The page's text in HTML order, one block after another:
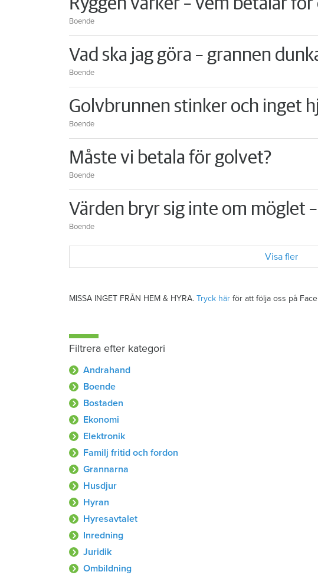
Ryggen värker – vem betalar
Boende
Vad ska jag göra – grannen
Boende
Golvbrunnen stinker och inget
Boende
Måste vi betala för golvet?
Boende
Värden bryr sig inte om möglet
Boende
Visa fler
MISSA INGET FRÅN HEM & HYRA. Tryck här för att följa oss på
Filtrera efter kategori
Andrahand
Boende
Bostaden
Ekonomi
Elektronik
Familj fritid och fordon
Grannarna
Husdjur
Hyran
Hyresavtalet
Inredning
Juridik
Ombildning